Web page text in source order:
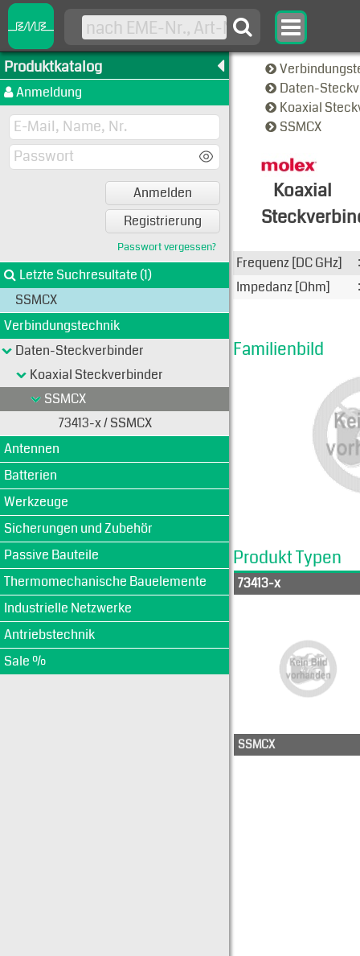
Produktkatalog
Anmeldung
Anmelden
Registrierung
Passwort vergessen?
Letzte Suchresultate (1)
SSMCX
Verbindungstechnik
Daten-Steckverbinder
Koaxial Steckverbinder
SSMCX
73413-x / SSMCX
Antennen
Batterien
Werkzeuge
Sicherungen und Zubehör
Passive Bauteile
Thermomechanische Bauelemente
Industrielle Netzwerke
Antriebstechnik
Sale %
Daten-
Koaxial
SSMCX
Koaxial
Familien-
Frequenz [DC GHz]
:
Impedanz [Ohm]
:
Familienbild
Produkt Typen
73413-x
SSMCX